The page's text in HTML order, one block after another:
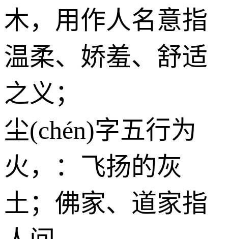
木，用作人名意指
温柔、娇羞、舒适
之义；
尘(chén)字五行为
火 ，：飞扬的灰
土；佛家、道家指